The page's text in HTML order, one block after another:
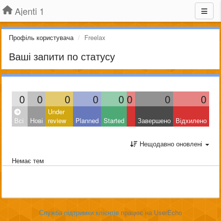
Ajenti 1
Профіль користувача Freelax
Ваші запити по статусу
0 0 0 0 0 0 0 0
Всі Нові
Under
review
Planned Started Завершено Відхилено
Нещодавно оновлені
Немає тем
Служба підтримки клієнтів працює на UserEcho